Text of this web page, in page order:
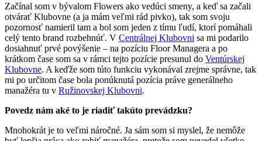
Začínal som v bývalom Flowers ako vedúci smeny, a keď sa začali
otvárať Klubovne (a ja mám veľmi rád pivko), tak som svoju
pozornosť namieril tam a bol som jeden z tímu ľudí, ktorí pomáhali
celý tento brand rozbehnúť. V Centrálnej Klubovni sa mi podarilo
dosiahnuť prvé povýšenie – na pozíciu Floor Managera a po
krátkom čase som sa v rámci tejto pozície presunul do Ventúrskej
Klubovne. A keďže som túto funkciu vykonával zrejme správne, tak
mi po určitom čase bola ponúknutá pozícia práve generálneho
manažéra tu v Ružinovskej Klubovni.
Povedz nám aké to je riadiť takúto prevádzku?
Mnohokrát je to veľmi náročné. Ja sám som si myslel, že nemôže